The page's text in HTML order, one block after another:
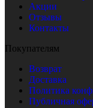
Акции
Отзывы
Контакты
Покупателям
Возврат
Доставка
Политика
Публичная